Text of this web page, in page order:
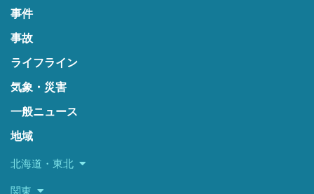
事件
事故
ライフライン
気象・災害
一般ニュース
地域
北海道・東北
関東